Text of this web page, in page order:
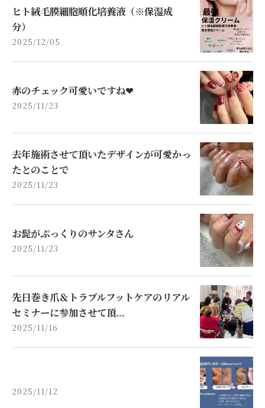
ヒト絨毛膜細胞順化培養液（※保湿成
分）
2025/12/05
赤のチェック可愛いですね❤
2025/11/23
去年施術させて頂いたデザインが可愛かっ
たとのことで
2025/11/23
お髭がぷっくりのサンタさん
2025/11/23
先日巻き爪＆トラブルフットケアのリアル
セミナーに参加させて頂...
2025/11/16
2025/11/12